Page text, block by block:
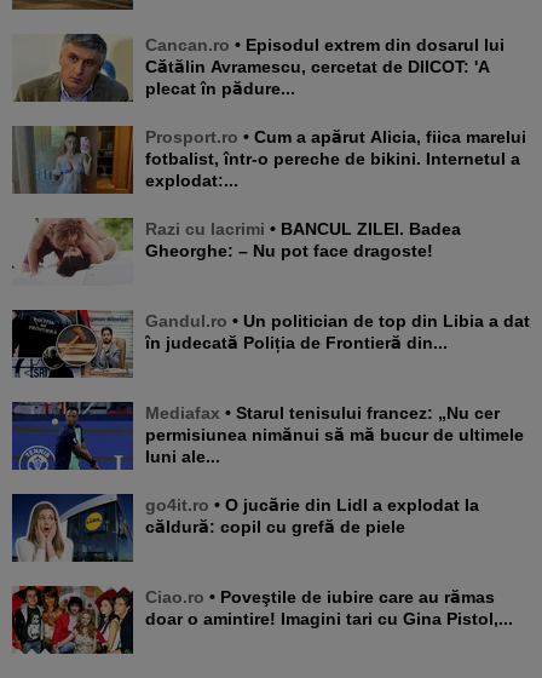
Cancan.ro • Episodul extrem din dosarul lui
Cătălin Avramescu, cercetat de DIICOT: 'A
plecat în pădure...
Prosport.ro • Cum a apărut Alicia, fiica marelui
fotbalist, într-o pereche de bikini. Internetul a
explodat:...
Razi cu lacrimi • BANCUL ZILEI. Badea
Gheorghe: – Nu pot face dragoste!
Gandul.ro • Un politician de top din Libia a dat
în judecată Poliția de Frontieră din...
Mediafax • Starul tenisului francez: „Nu cer
permisiunea nimănui să mă bucur de ultimele
luni ale...
go4it.ro • O jucărie din Lidl a explodat la
căldură: copil cu grefă de piele
Ciao.ro • Poveştile de iubire care au rămas
doar o amintire! Imagini tari cu Gina Pistol,...